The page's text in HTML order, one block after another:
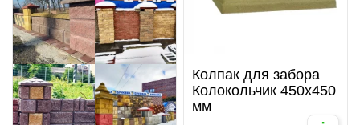
Колпак для забора
Колокольчик 450х450
мм